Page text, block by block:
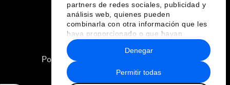
partners de redes sociales, publicidad y
análisis web, quienes pueden
combinarla con otra información que les
haya proporcionado o que hayan
recopilado a partir del uso que haya
hecho de sus servicios.
Permitir todas
Denegar
Política de privacidad y normas de uso
Sitemap